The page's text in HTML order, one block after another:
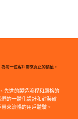
每一位客戶帶來真正的價值。
先進的製造流程和嚴格的
的一體化設計和封裝確
來流暢的用戶體驗。